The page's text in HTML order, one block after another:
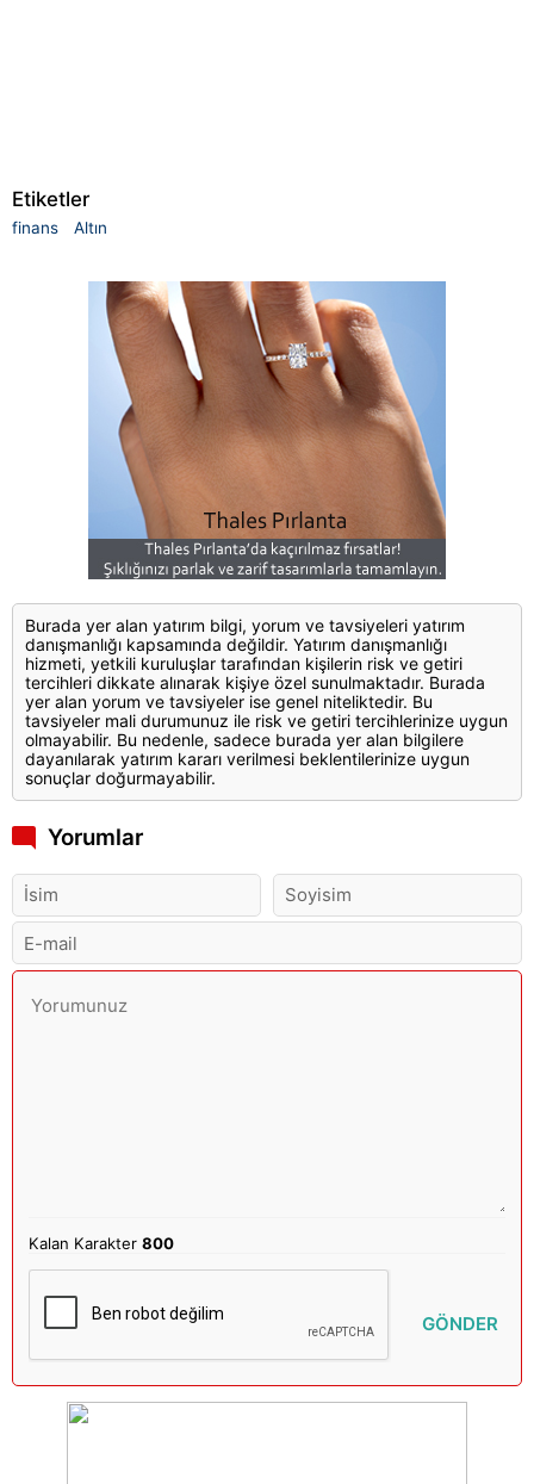
Etiketler
finans Altın
Burada yer alan yatırım bilgi, yorum ve tavsiyeleri yatırım
danışmanlığı kapsamında değildir. Yatırım danışmanlığı
hizmeti, yetkili kuruluşlar tarafından kişilerin risk ve getiri
tercihleri dikkate alınarak kişiye özel sunulmaktadır. Burada
yer alan yorum ve tavsiyeler ise genel niteliktedir. Bu
tavsiyeler mali durumunuz ile risk ve getiri tercihlerinize uygun
olmayabilir. Bu nedenle, sadece burada yer alan bilgilere
dayanılarak yatırım kararı verilmesi beklentilerinize uygun
sonuçlar doğurmayabilir.
Yorumlar
Kalan Karakter800
GÖNDER